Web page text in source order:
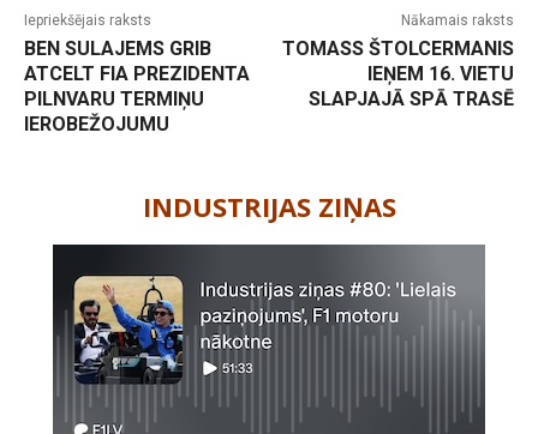
Iepriekšējais raksts
BEN SULAJEMS GRIB
ATCELT FIA PREZIDENTA
PILNVARU TERMIŅU
IEROBEŽOJUMU
Nākamais raksts
TOMASS ŠTOLCERMANIS
IEŅEM 16. VIETU
SLAPJAJĀ SPĀ TRASĒ
INDUSTRIJAS ZIŅAS